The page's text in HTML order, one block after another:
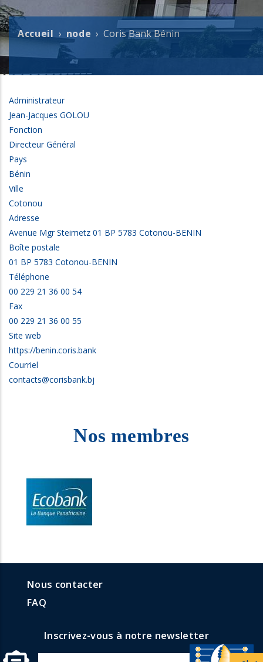
Fil
d'Ariane
Accueil node Coris Bank Bénin
Administrateur
Jean-Jacques GOLOU
Fonction
Directeur Général
Pays
Bénin
Ville
Cotonou
Adresse
Avenue Mgr Steimetz 01 BP 5783 Cotonou-BENIN
Boîte postale
01 BP 5783 Cotonou-BENIN
Téléphone
00 229 21 36 00 54
Fax
00 229 21 36 00 55
Site web
https://benin.coris.bank
Courriel
contacts@corisbank.bj
Nos membres
menuNous contacter
FAQ
Inscrivez-vous à notre newsletter
Menu